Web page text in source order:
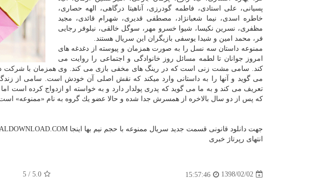
پسیانی، علی استادی، فاطمه گودرزی، آناهیتا درگاهی، الهه حصاری،
خاطره اسدی، نیما شعبانژاد، مصطفی قدیری، شهرام قائدی، مجید
مظفری، نسرین نكیسا، شیوا خسرو مهر، سوگل خالقی، نیلوفر رجایی
فر، محمد امین و شیدا یوسفی بازیگران این سریال هستند.
ممنوعه داستان سه نسل را به صورت همزمان و پیوسته از دغدغه های
امروز جوانان تا لطمه مسائل روز خانوادگی و اجتماعی را روایت می
كند. سامی مشت زنی است كه در رینگ های مخفی بازی می كند. وی همزمان با شركت
می گوید و آنها را به داستانی وارد میكند كه نقش اصلی آن خودش است. سامی از
تعریف می كند و به ما می گوید كه پدری پولدار دارد و به خواسته او ازدواج كرده است
كه پس از دو سال بالاخره از همسرش جدا شده و حالا عضو یك گروه به نام «ممنوعه»
جهت دانلود قانونی قسمت جدید سریال ممنوعه با حجم نیم بها اینجا WWW.HALALDOWNLOAD.COM را كلیك كنید.
انتهای رپرتاژ خبری
1398/02/02
15:57:46
5.0
/
5